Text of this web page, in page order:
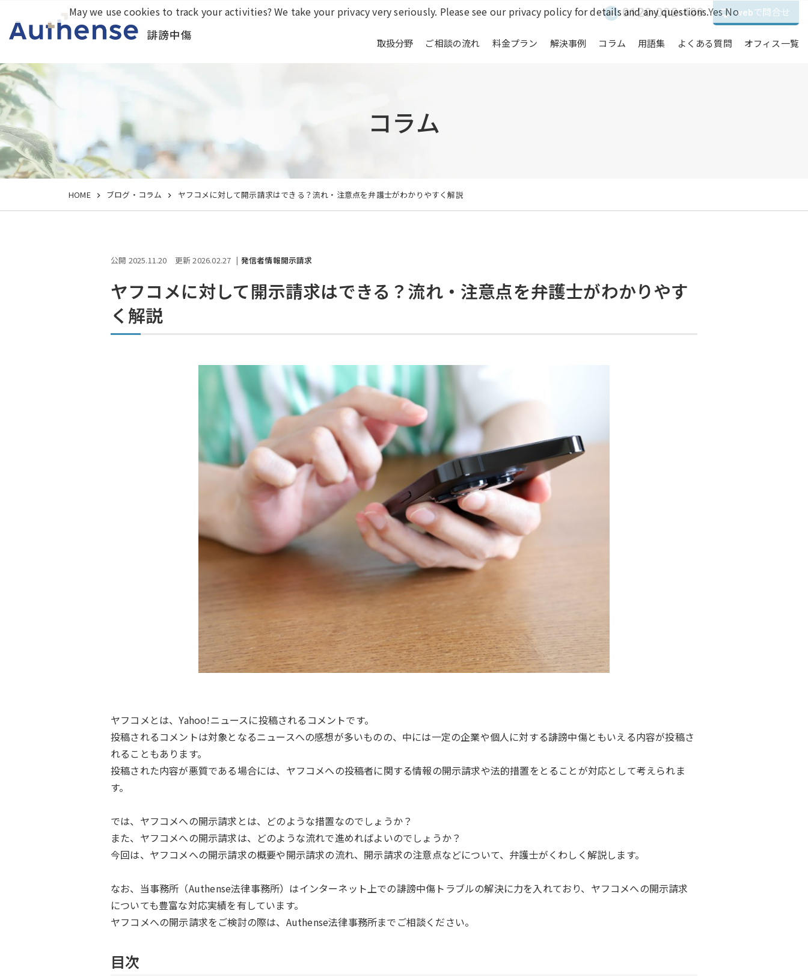
誹謗中傷
0120-002-489 webで問合せ
取扱分野 ご相談の流れ 料金プラン 解決事例 コラム 用語集 よくある質問 オフィス一覧
コラム
HOME ブログ・コラム ヤフコメに対して開示請求はできる？流れ・注意点を弁護士がわかりやすく解説
公開 2025.11.20 更新 2026.02.27 発信者情報開示請求
ヤフコメに対して開示請求はできる？流れ・注意点を弁護士がわかりやす
く解説
ヤフコメとは、Yahoo!ニュースに投稿されるコメントです。
投稿されるコメントは対象となるニュースへの感想が多いものの、中には一定の企業や個人に対する誹謗中傷ともいえる内容が投稿さ
れることもあります。
投稿された内容が悪質である場合には、ヤフコメへの投稿者に関する情報の開示請求や法的措置をとることが対応として考えられま
す。
では、ヤフコメへの開示請求とは、どのような措置なのでしょうか？
また、ヤフコメへの開示請求は、どのような流れで進めればよいのでしょうか？
今回は、ヤフコメへの開示請求の概要や開示請求の流れ、開示請求の注意点などについて、弁護士がくわしく解説します。
なお、当事務所（Authense法律事務所）はインターネット上での誹謗中傷トラブルの解決に力を入れており、ヤフコメへの開示請求
についても豊富な対応実績を有しています。
ヤフコメへの開示請求をご検討の際は、Authense法律事務所までご相談ください。
目次
May we use cookies to track your activities? We take your privacy very seriously. Please see our privacy policy for details and any questions.YesNo